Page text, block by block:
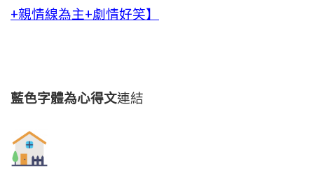
+親情線為主+劇情好笑】
藍色字體為心得文連結